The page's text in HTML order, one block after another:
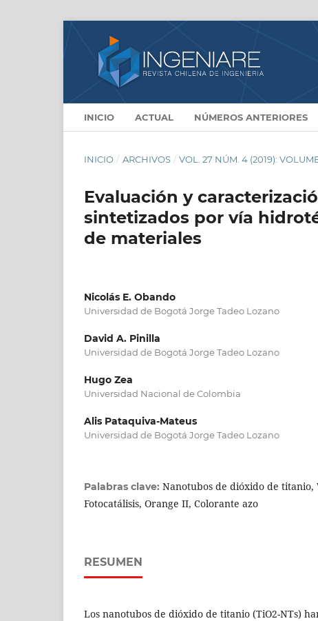
INICIO ACTUAL NÚMEROS ANTERIORES
INICIO / ARCHIVOS / VOL. 27 NÚM. 4 (2019):
Evaluación y
sintetizados por vía
de materiales
Nicolás E. Obando
Universidad de Bogotá Jorge Tadeo Lozano
David A. Pinilla
Universidad de Bogotá Jorge Tadeo Lozano
Hugo Zea
Universidad Nacional de Colombia
Alis Pataquiva-Mateus
Universidad de Bogotá Jorge Tadeo Lozano
Palabras clave: Nanotubos de dióxido de
Fotocatálisis, Orange II, Colorante azo
RESUMEN
Los nanotubos de dióxido de titanio (TiO2-NTs)